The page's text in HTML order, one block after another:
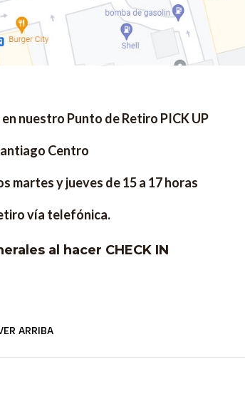
nuestro Punto de Retiro PICK UP
Centro
martes y jueves de 15 a 17 horas
vía telefónica.
al hacer CHECK IN
ARRIBA